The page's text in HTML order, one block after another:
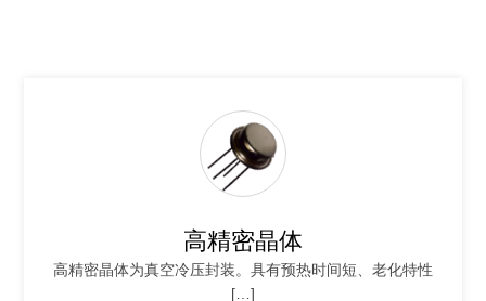
高精密晶体
高精密晶体为真空冷压封装。具有预热时间短、老化特性
[…]